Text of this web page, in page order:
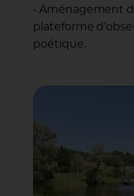
• Aménagement
plateforme
poétique.